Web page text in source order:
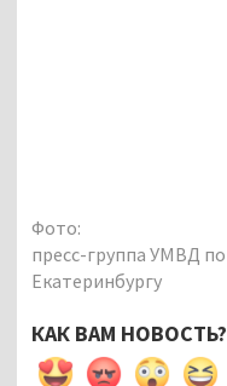
Фото:
пресс-группа УМВД по
Екатеринбургу
КАК ВАМ НОВОСТЬ?